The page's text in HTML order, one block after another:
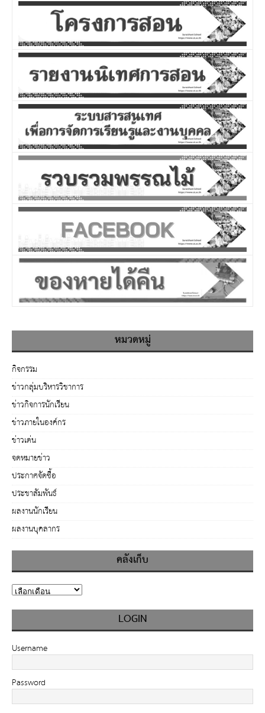
หมวดหมู่
กิจกรรม
ข่าวกลุ่มบริหารวิชาการ
ข่าวกิจการนักเรียน
ข่าวภายในองค์กร
ข่าวเด่น
จดหมายข่าว
ประกาศจัดซื้อ
ประชาสัมพันธ์
ผลงานนักเรียน
ผลงานบุคลากร
คลังเก็บ
LOGIN
Username
Password